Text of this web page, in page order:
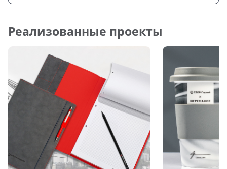
Реализованные проекты